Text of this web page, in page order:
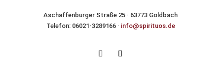
Aschaffenburger Straße 25 · 63773 Goldbach
Telefon: 06021-3289166 ·
ed.so
utiri
ps@of
ni